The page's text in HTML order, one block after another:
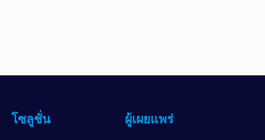
โซลูชั่น ผู้เผยแพร่